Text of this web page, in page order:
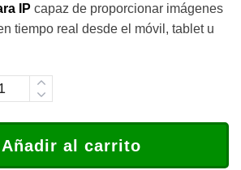
IP capaz de proporcionar imágenes
tiempo real desde el móvil, tablet u
Añadir al carrito